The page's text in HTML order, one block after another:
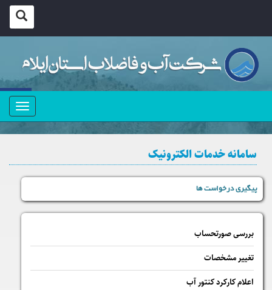
منو
سامانه خدمات الکترونیک
پیگیری درخواست ها
بررسی صورتحساب
تغییر مشخصات
اعلام کارکرد کنتور آب